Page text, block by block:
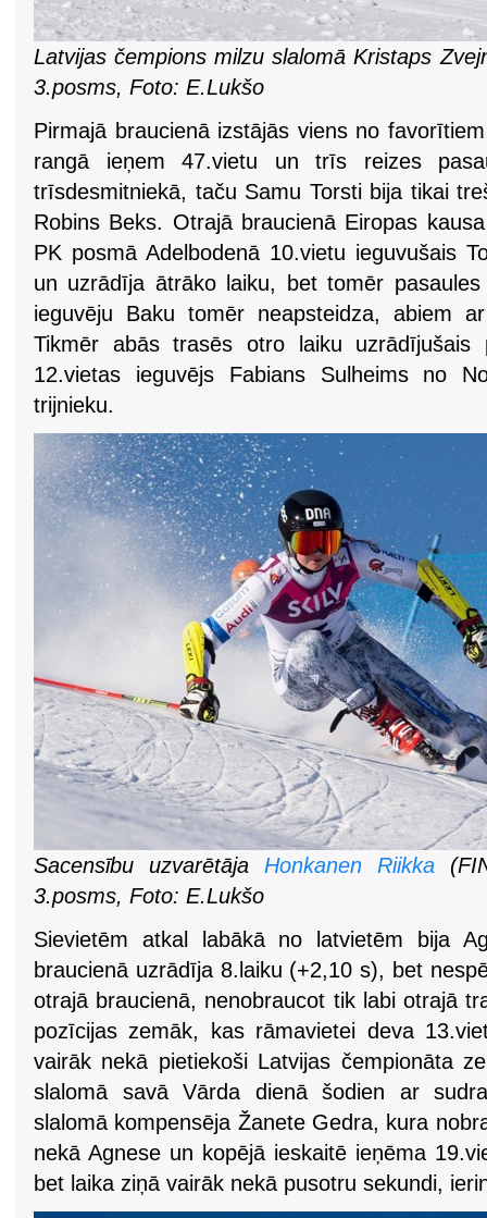
Latvijas čempions milzu slalomā Kristaps
3.posms, Foto: E.Lukšo
Pirmajā braucienā izstājās viens no
rangā ieņem 47.vietu un trīs reizes
trīsdesmitniekā, taču Samu Torsti bija tikai
Robins Beks. Otrajā braucienā Eiropas
PK posmā Adelbodenā 10.vietu ieguvušais
un uzrādīja ātrāko laiku, bet tomēr
ieguvēju Baku tomēr neapsteidza, abiem
Tikmēr abās trasēs otro laiku uzrādījušais
12.vietas ieguvējs Fabians Sulheims no
trijnieku.
Sacensību uzvarētāja Honkanen Riikka
3.posms, Foto: E.Lukšo
Sievietēm atkal labākā no latvietēm bija
braucienā uzrādīja 8.laiku (+2,10 s), bet
otrajā braucienā, nenobraucot tik labi otrajā
pozīcijas zemāk, kas rāmavietei deva
vairāk nekā pietiekoši Latvijas čempionāta
slalomā savā Vārda dienā šodien ar
slalomā kompensēja Žanete Gedra, kura
nekā Agnese un kopējā ieskaitē ieņēma
bet laika ziņā vairāk nekā pusotru sekundi,